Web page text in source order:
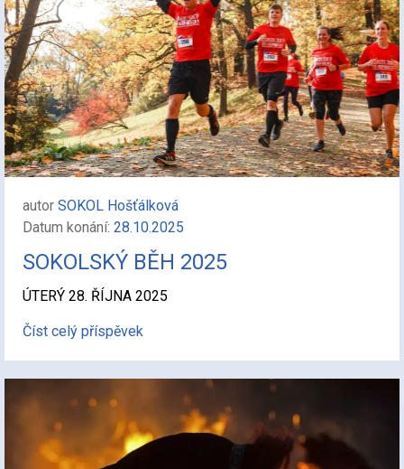
autor SOKOL Hošťálková
Datum konání: 28.10.2025
SOKOLSKÝ BĚH 2025
ÚTERÝ 28. ŘÍJNA 2025
Číst celý příspěvek